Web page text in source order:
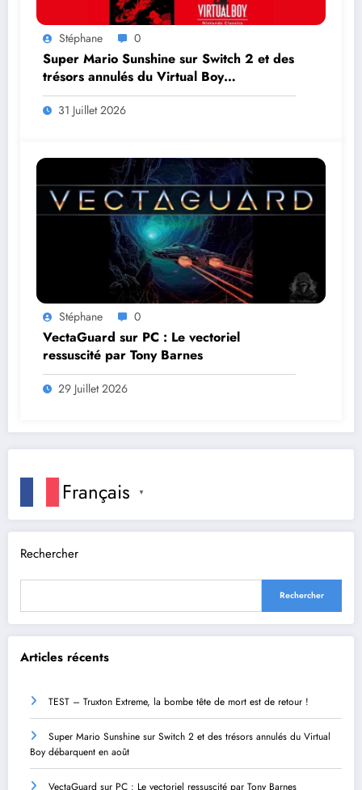
Stéphane 0
Super Mario Sunshine sur Switch 2 et des
trésors annulés du Virtual Boy
débarquent en août
31 Juillet 2026
Stéphane 0
VectaGuard sur PC : Le vectoriel
ressuscité par Tony Barnes
29 Juillet 2026
Français ▼
Rechercher
Rechercher
Articles récents
TEST – Truxton Extreme, la bombe tête de mort est de retour !
Super Mario Sunshine sur Switch 2 et des trésors annulés du Virtual
Boy débarquent en août
VectaGuard sur PC : Le vectoriel ressuscité par Tony Barnes